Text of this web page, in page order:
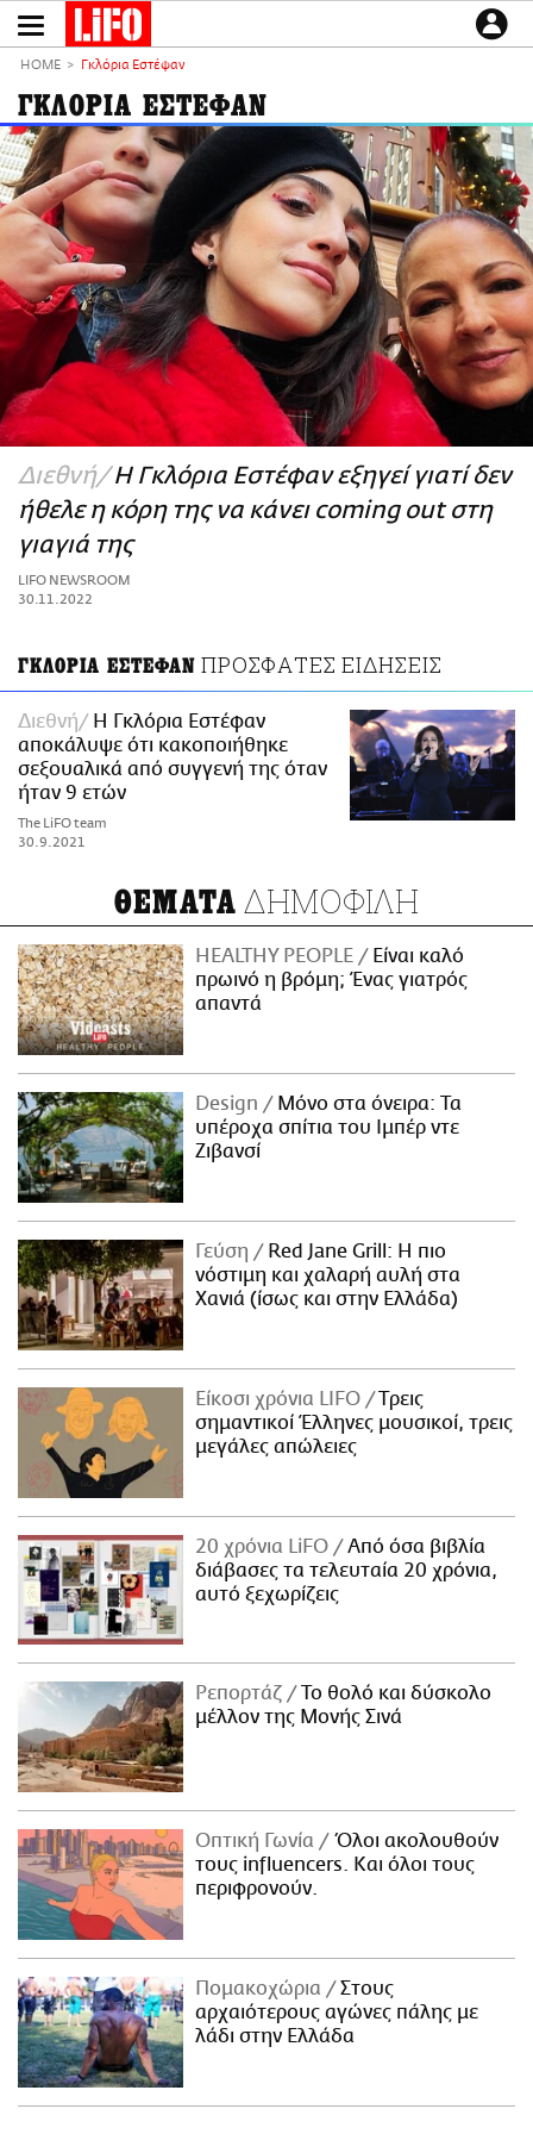
το
LIFO SHOP
NEWSLETTER
ΜΙΚΡΟΠΡΑΓΜΑΤΑ
THE GOOD LIFO
LIFOLAND
CITY GUIDE
ΑΜΠΑ
PRINT
ΕΙΔΗΣΕΙΣ
CULTURE
ΑΠΟΨΕΙΣ
ΤΡΟΠΟΣ ΖΩΗΣ
PODCASTS
Plus
HOME Γκλόρια Εστέφαν
ΓΚΛΟΡΙΑ ΕΣΤΕΦΑΝ
Διεθνή Η Γκλόρια Εστέφαν εξηγεί γιατί δεν
ήθελε η κόρη της να κάνει coming out στη
γιαγιά της
LIFO NEWSROOM
30.11.2022
ΓΚΛΟΡΙΑ ΕΣΤΕΦΑΝ ΠΡΟΣΦΑΤΕΣ ΕΙΔΗΣΕΙΣ
Διεθνή
Η Γκλόρια Εστέφαν
αποκάλυψε ότι κακοποιήθηκε
σεξουαλικά από συγγενή της όταν
ήταν 9 ετών
The LiFO team
30.9.2021
ΘΕΜΑΤΑ ΔΗΜΟΦΙΛΗ
HEALTHY PEOPLE
Είναι καλό
πρωινό η βρόμη; Ένας γιατρός
απαντά
Design
Μόνο στα όνειρα: Τα
υπέροχα σπίτια του Ιμπέρ ντε
Ζιβανσί
Γεύση
Red Jane Grill: Η πιο
νόστιμη και χαλαρή αυλή στα
Χανιά (ίσως και στην Ελλάδα)
Είκοσι χρόνια LIFO
Tρεις
σημαντικοί Έλληνες μουσικοί, τρεις
μεγάλες απώλειες
20 χρόνια LiFO
Από όσα βιβλία
διάβασες τα τελευταία 20 χρόνια,
αυτό ξεχωρίζεις
Ρεπορτάζ
Το θολό και δύσκολο
μέλλον της Μονής Σινά
Οπτική Γωνία
Όλοι ακολουθούν
τους influencers. Και όλοι τους
περιφρονούν.
Πομακοχώρια
Στους
αρχαιότερους αγώνες πάλης με
λάδι στην Ελλάδα